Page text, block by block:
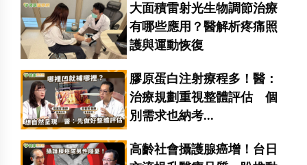
大面積雷射光生物調節治療
有哪些應用？醫解析疼痛照
護與運動恢復
膠原蛋白注射療程多！醫：
治療規劃重視整體評估 個
別需求也納考...
高齡社會攝護腺癌增！台日